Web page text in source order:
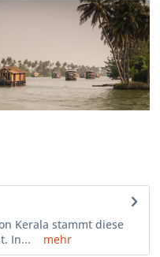
Kerala stammt diese
In...
mehr